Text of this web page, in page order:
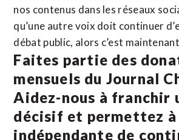
nos contenus dans les réseaux
qu’une autre voix doit continuer
débat public, alors c’est
Faites partie des
mensuels du Journal
Aidez-nous à franchir
décisif et permettez à
indépendante de